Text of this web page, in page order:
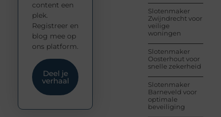
Slotenmaker
Zwijndrecht voor
veilige
woningen
Slotenmaker
Oosterhout voor
snelle zekerheid
Slotenmaker
Barneveld voor
optimale
beveiliging
content een
plek.
Registreer en
blog mee op
ons platform.
Deel je
verhaal